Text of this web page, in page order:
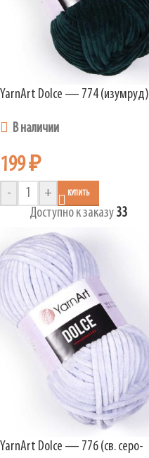
YarnArt Dolce — 774 (изумруд)
В наличии
199₽
- + КУПИТЬ
Доступно к заказу 33
YarnArt Dolce — 776 (св. серо-